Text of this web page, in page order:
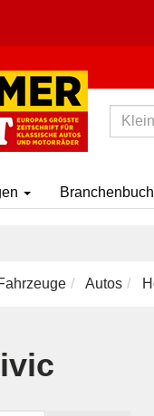
Branchenbuch
Autos